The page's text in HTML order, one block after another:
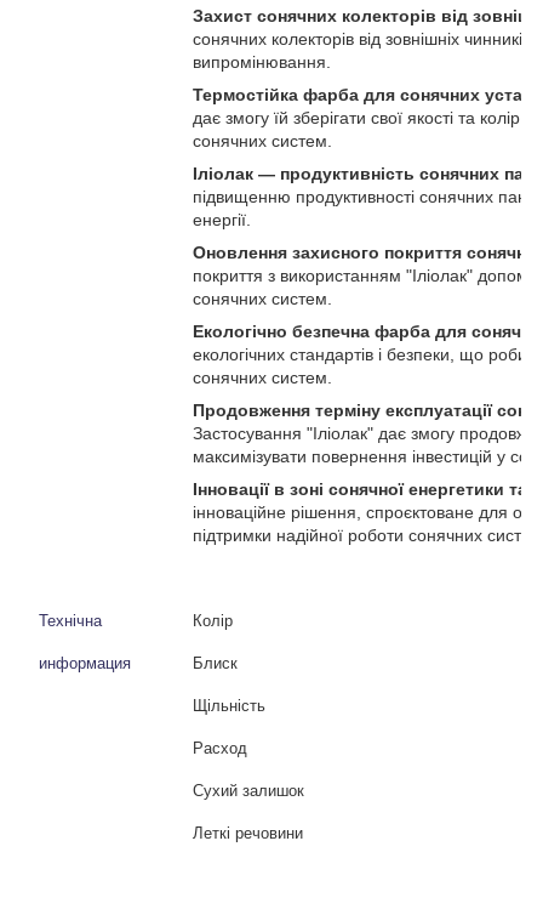
Захист сонячних колекторів від
сонячних колекторів від зовнішніх
випромінювання.
Термостійка фарба для сонячних
дає змогу їй зберігати свої якості та
сонячних систем.
Іліолак — продуктивність сонячних
підвищенню продуктивності сонячних
енергії.
Оновлення захисного покриття
покриття з використанням "Іліолак"
сонячних систем.
Екологічно безпечна фарба для
екологічних стандартів і безпеки, що
сонячних систем.
Продовження терміну експлуатації
Застосування "Іліолак" дає змогу
максимізувати повернення інвестицій у
Інновації в зоні сонячної енергетики та
інноваційне рішення, спроєктоване для
підтримки надійної роботи сонячних
Технічна Колір
информация Блиск
Щільність
Расход
Сухий залишок
Леткі речовини